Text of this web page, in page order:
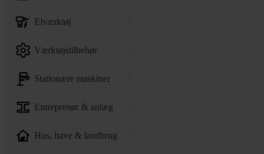
elværktøj
værktøjstilbehør
stationære maskiner
entreprenør & anlæg
hus, have & landbrug